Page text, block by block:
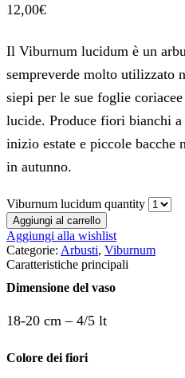
12,00€
Il Viburnum lucidum è un
sempreverde molto utilizzato
siepi per le sue foglie coriacee
lucide. Produce fiori bianchi a
inizio estate e piccole bacche
in autunno.
Viburnum lucidum quantity
Aggiungi al carrello
Aggiungi alla wishlist
Categorie: Arbusti, Viburnum
Caratteristiche principali
Dimensione del vaso
18-20 cm – 4/5 lt
Colore dei fiori